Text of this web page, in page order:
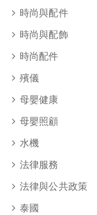
時尚與配件
時尚與配飾
時尚配件
殯儀
母嬰健康
母嬰照顧
水機
法律服務
法律與公共政策
泰國